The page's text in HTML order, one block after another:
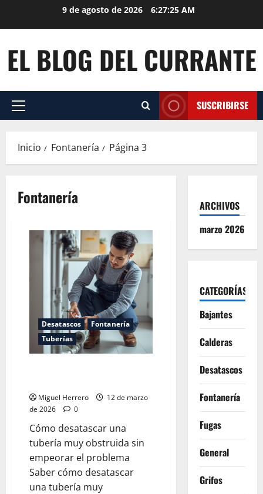
9 de agosto de 2026 6:27:26 AM
EL BLOG DEL CURRANTE
Menú
SUSCRIBIRSE
Inicio Fontanería Página 3
Fontanería
Desatascos
Fontanería
Tuberías
Miguel Herrero
12 de marzo
de 2026
0
Cómo desatascar una
tubería muy obstruida sin
empeorar el problema
Saber cómo desatascar
una tubería muy
ARCHIVOS
marzo 2026
CATEGORÍAS
Bajantes
Calderas
Desatascos
Fontanería
Fugas
General
Grifos